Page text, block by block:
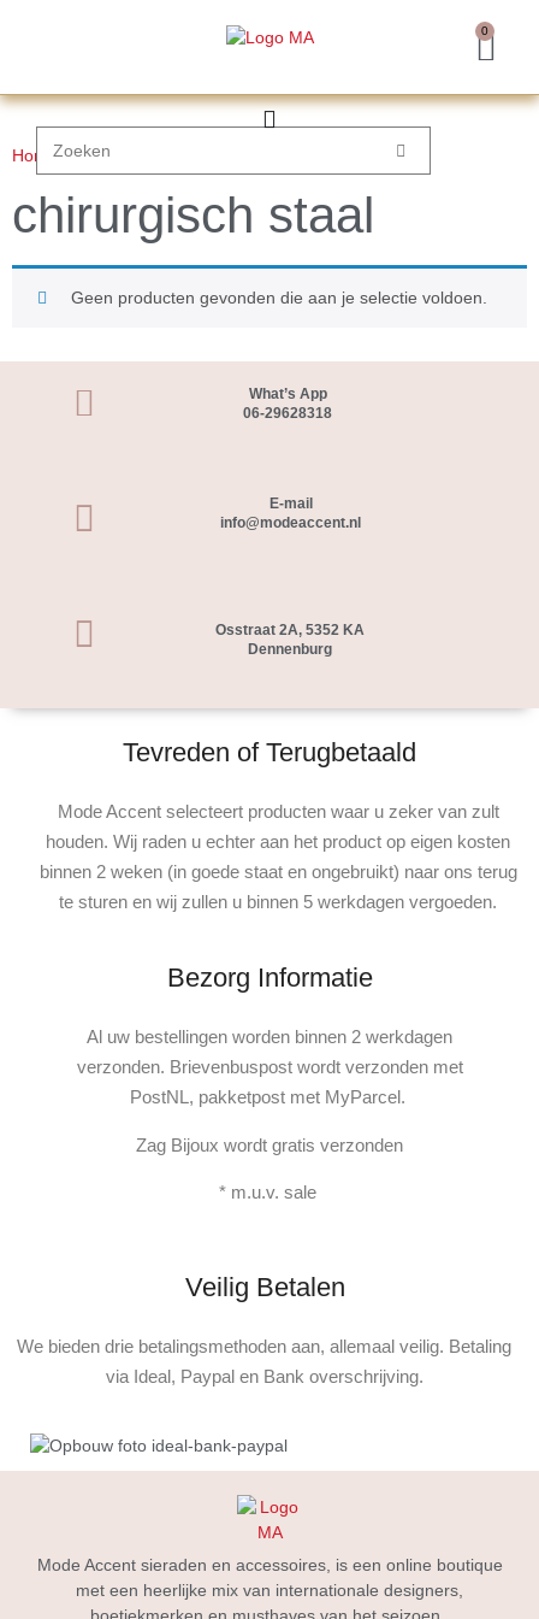
0
Home/ Product Materiaal / chirurgisch staal
chirurgisch staal
Geen producten gevonden die aan je selectie voldoen.
What’s App
06-29628318
E-mail
info@modeaccent.nl
Osstraat 2A, 5352 KA
Dennenburg
Tevreden of Terugbetaald
Mode Accent selecteert producten waar u zeker van zult
houden. Wij raden u echter aan het product op eigen kosten
binnen 2 weken (in goede staat en ongebruikt) naar ons terug
te sturen en wij zullen u binnen 5 werkdagen vergoeden.
Bezorg Informatie
Al uw bestellingen worden binnen 2 werkdagen
verzonden. Brievenbuspost wordt verzonden met
PostNL, pakketpost met MyParcel.
Zag Bijoux wordt gratis verzonden
* m.u.v. sale
Veilig Betalen
We bieden drie betalingsmethoden aan, allemaal veilig. Betaling
via Ideal, Paypal en Bank overschrijving.
Mode Accent sieraden en accessoires, is een online boutique
met een heerlijke mix van internationale designers,